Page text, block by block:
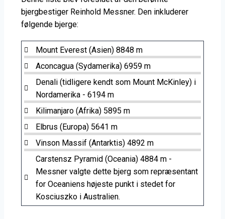
bjergbestiger Reinhold Messner. Den inkluderer
følgende bjerge:
Mount Everest (Asien) 8848 m
Aconcagua (Sydamerika) 6959 m
Denali (tidligere kendt som Mount McKinley) i
Nordamerika - 6194 m
Kilimanjaro (Afrika) 5895 m
Elbrus (Europa) 5641 m
Vinson Massif (Antarktis) 4892 m
Carstensz Pyramid (Oceania) 4884 m -
Messner valgte dette bjerg som repræsentant
for Oceaniens højeste punkt i stedet for
Kosciuszko i Australien.